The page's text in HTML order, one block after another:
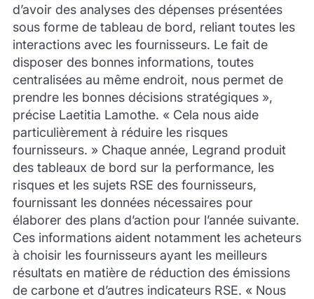
d’avoir des analyses des dépenses présentées
sous forme de tableau de bord, reliant toutes les
interactions avec les fournisseurs. Le fait de
disposer des bonnes informations, toutes
centralisées au même endroit, nous permet de
prendre les bonnes décisions stratégiques »,
précise Laetitia Lamothe. « Cela nous aide
particulièrement à réduire les risques
fournisseurs. » Chaque année, Legrand produit
des tableaux de bord sur la performance, les
risques et les sujets RSE des fournisseurs,
fournissant les données nécessaires pour
élaborer des plans d’action pour l’année suivante.
Ces informations aident notamment les acheteurs
à choisir les fournisseurs ayant les meilleurs
résultats en matière de réduction des émissions
de carbone et d’autres indicateurs RSE. « Nous